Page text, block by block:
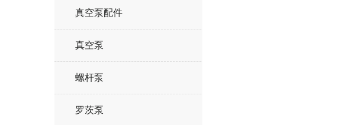
真空泵配件
真空泵
螺杆泵
罗茨泵